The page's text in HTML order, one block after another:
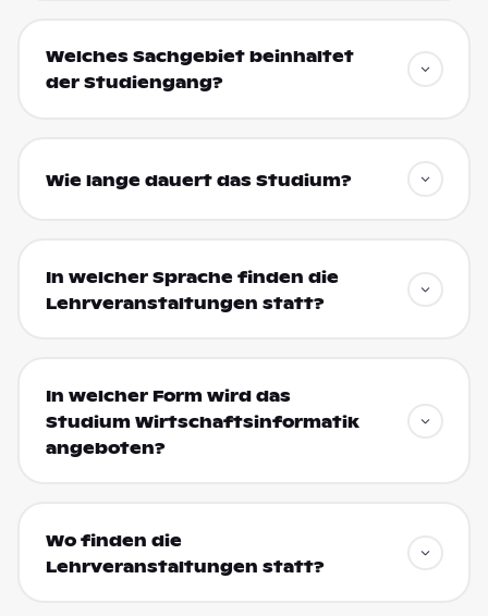
Welches Sachgebiet beinhaltet
der Studiengang?
Wie lange dauert das Studium?
In welcher Sprache finden die
Lehrveranstaltungen statt?
In welcher Form wird das
Studium Wirtschaftsinformatik
angeboten?
Wo finden die
Lehrveranstaltungen statt?